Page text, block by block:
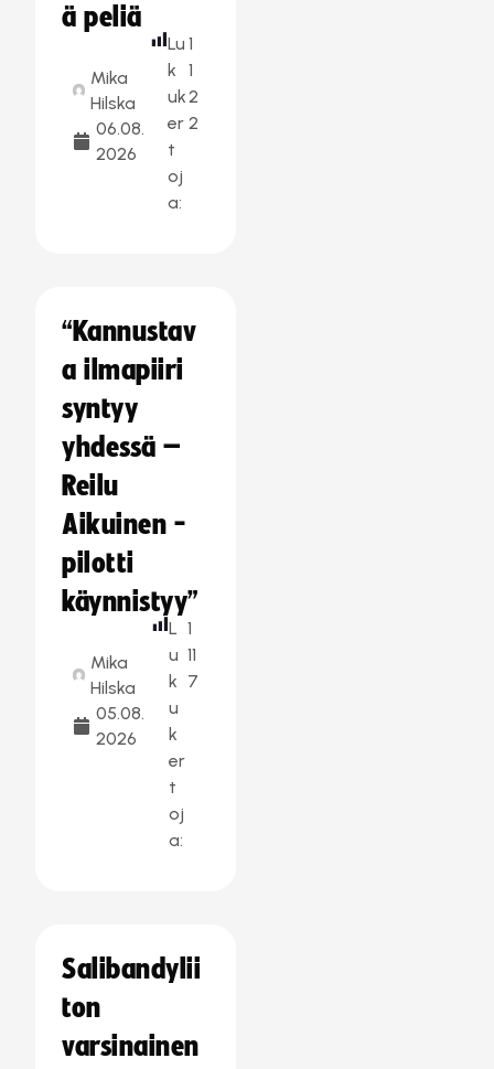
ä peliä
Mika
Hilska
06.08.
2026
Lu
k
uk
er
t
oj
a:
1
1
2
2
“Kannustav
a ilmapiiri
syntyy
yhdessä –
Reilu
Aikuinen -
pilotti
käynnistyy”
Mika
Hilska
05.08.
2026
L
u
k
u
k
er
t
oj
a:
1
11
7
Salibandylii
ton
varsinainen